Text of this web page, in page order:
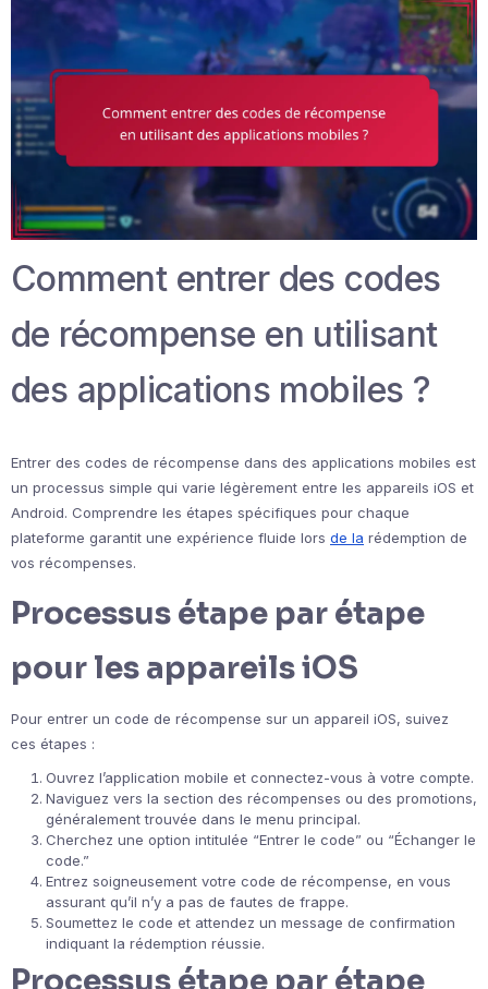
Comment entrer des codes
de récompense en utilisant
des applications mobiles ?
Entrer des codes de récompense dans des applications mobiles est
un processus simple qui varie légèrement entre les appareils iOS et
Android. Comprendre les étapes spécifiques pour chaque
plateforme garantit une expérience fluide lors de la rédemption de
vos récompenses.
Processus étape par étape
pour les appareils iOS
Pour entrer un code de récompense sur un appareil iOS, suivez
ces étapes :
Ouvrez l’application mobile et connectez-vous à votre compte.
Naviguez vers la section des récompenses ou des promotions,
généralement trouvée dans le menu principal.
Cherchez une option intitulée “Entrer le code” ou “Échanger le
code.”
Entrez soigneusement votre code de récompense, en vous
assurant qu’il n’y a pas de fautes de frappe.
Soumettez le code et attendez un message de confirmation
indiquant la rédemption réussie.
Processus étape par étape